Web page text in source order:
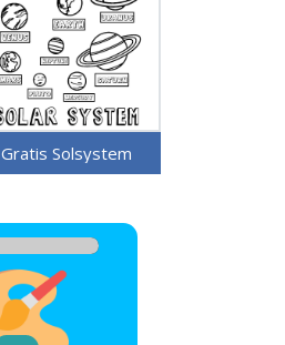
Gratis Solsystem